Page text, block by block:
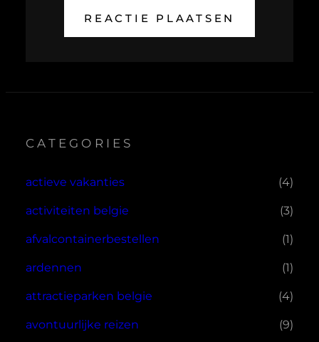
CATEGORIES
actieve vakanties (4)
activiteiten belgie (3)
afvalcontainerbestellen (1)
ardennen (1)
attractieparken belgie (4)
avontuurlijke reizen (9)